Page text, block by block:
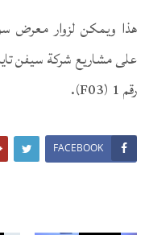
هذا ويمكن لزوار معرض
على مشاريع شركة سيفن
رقم 1 (F03).
FACEBOOK